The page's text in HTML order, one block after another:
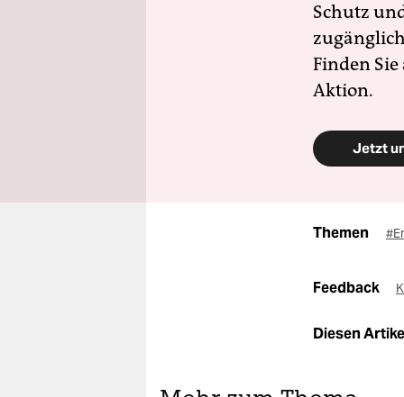
Schutz
Finden
Aktion.
Jetzt
Themen
Feedback
Diesen